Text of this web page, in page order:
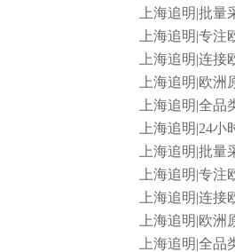
上海追明|批量
上海追明|专注
上海追明|连接
上海追明|欧洲
上海追明|全品
上海追明|24小
上海追明|批量
上海追明|专注
上海追明|连接
上海追明|欧洲
上海追明|全品